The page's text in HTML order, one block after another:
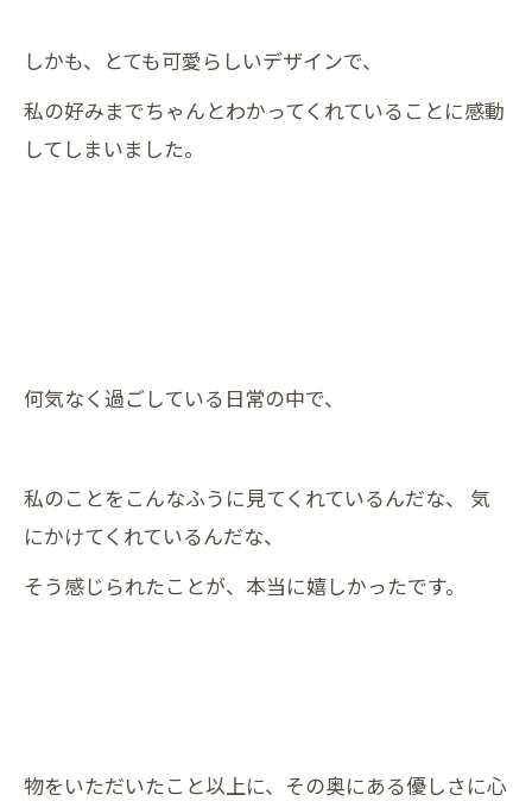
しかも、とても可愛らしいデザインで、
私の好みまでちゃんとわかってくれていることに感動
してしまいました。
何気なく過ごしている日常の中で、
私のことをこんなふうに見てくれているんだな、 気
にかけてくれているんだな、
そう感じられたことが、本当に嬉しかったです。
物をいただいたこと以上に、その奥にある優しさに心